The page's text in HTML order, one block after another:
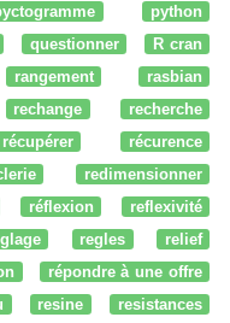
python
questionner
R cran
rangement
rasbian
rechange
recherche
récupérer
récurence
redimensionner
réflexion
reflexivité
regles
relief
répondre à une offre
resine
resistances